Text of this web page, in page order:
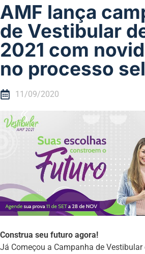
AMF lança
de Vestibular
2021 com
no processo
11/09/2020
Construa seu futuro agora!
Já Começou a Campanha de Vestibular